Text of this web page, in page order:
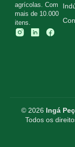
agrícolas. Com
mais de 10.000
itens.
© 2026 Ingá
Todos os